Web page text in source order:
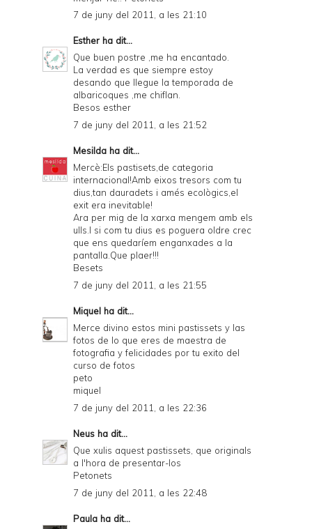
7 de juny del 2011, a les 21:10
Esther ha dit...
Que buen postre ,me ha encantado.
La verdad es que siempre estoy
desando que llegue la temporada de
albaricoques ,me chiflan.
Besos esther
7 de juny del 2011, a les 21:52
Mesilda ha dit...
Mercè:Els pastisets,de categoria
internacional!Amb eixos tresors com tu
dius,tan dauradets i amés ecològics,el
exit era inevitable!
Ara per mig de la xarxa mengem amb els
ulls.I si com tu dius es poguera oldre crec
que ens quedaríem enganxades a la
pantalla.Que plaer!!!
Besets
7 de juny del 2011, a les 21:55
Miquel ha dit...
Merce divino estos mini pastissets y las
fotos de lo que eres de maestra de
fotografia y felicidades por tu exito del
curso de fotos
peto
miquel
7 de juny del 2011, a les 22:36
Neus ha dit...
Que xulis aquest pastissets, que originals
a l'hora de presentar-los
Petonets
7 de juny del 2011, a les 22:48
Paula ha dit...